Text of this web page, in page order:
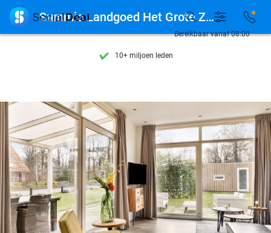
7 dagen per week beschikbaar
10+ miljoen leden
7 dagen per week beschikbaar
10+ miljoen leden
Bereikbaar vanaf 08:00
 Summio Landgoed Het Grote Zand